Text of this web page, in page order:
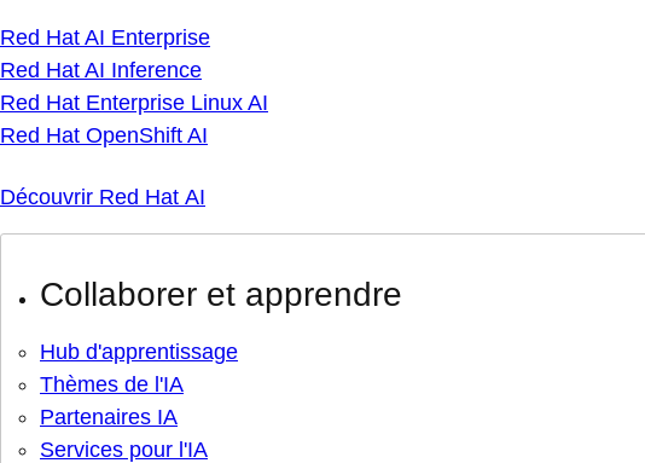
Red Hat AI Enterprise
Red Hat AI Inference
Red Hat Enterprise Linux AI
Red Hat OpenShift AI
Découvrir Red Hat AI
Collaborer et apprendre
Hub d'apprentissage
Thèmes de l'IA
Partenaires IA
Services pour l'IA